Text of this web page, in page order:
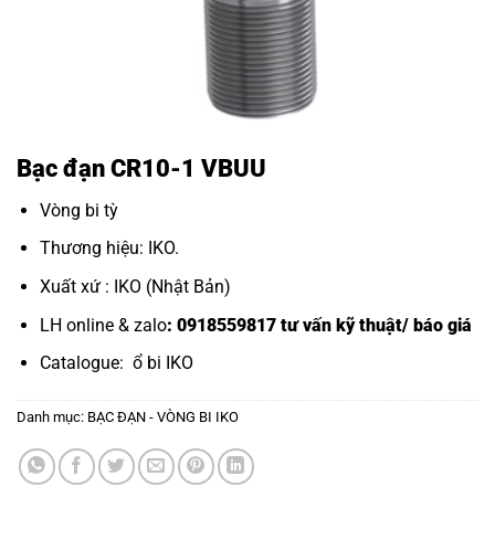
Bạc đạn CR10-1 VBUU
Vòng bi tỳ
Thương hiệu: IKO.
Xuất xứ : IKO (Nhật Bản)
LH online & zalo: 0918559817 tư vấn kỹ thuật/ báo giá
Catalogue: ổ bi IKO
Danh mục: BẠC ĐẠN - VÒNG BI IKO